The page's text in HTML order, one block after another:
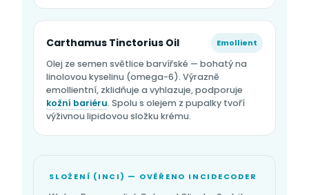
Carthamus Tinctorius Oil Emollient
Olej ze semen světlice barvířské — bohatý na
linolovou kyselinu (omega-6). Výrazně
emollientní, zklidňuje a vyhlazuje, podporuje
kožní bariéru. Spolu s olejem z pupalky tvoří
výživnou lipidovou složku krému.
SLOŽENÍ (INCI) — OVĚŘENO INCIDECODER